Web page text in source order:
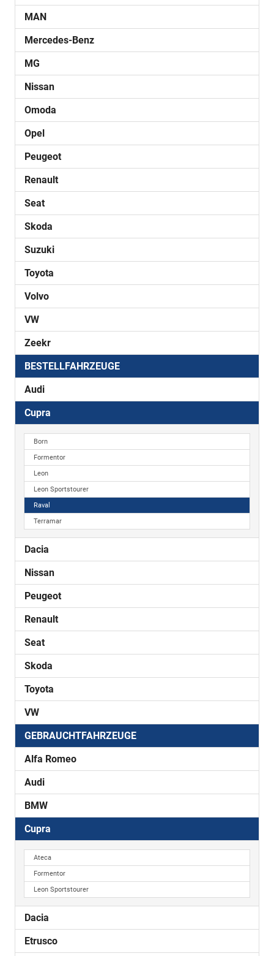
MAN
Mercedes-Benz
MG
Nissan
Omoda
Opel
Peugeot
Renault
Seat
Skoda
Suzuki
Toyota
Volvo
VW
Zeekr
BESTELLFAHRZEUGE
Audi
Cupra
Born
Formentor
Leon
Leon Sportstourer
Raval
Terramar
Dacia
Nissan
Peugeot
Renault
Seat
Skoda
Toyota
VW
GEBRAUCHTFAHRZEUGE
Alfa Romeo
Audi
BMW
Cupra
Ateca
Formentor
Leon Sportstourer
Dacia
Etrusco